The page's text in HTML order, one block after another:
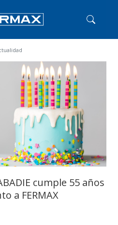
cumple 55 años
a FERMAX